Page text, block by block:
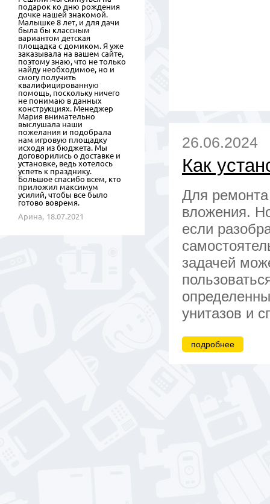
26.06.2024
Как
Для
вложения.
если
задачей
унитазов и
подробнее
подарок ко дню рождения
дочке нашей знакомой.
Малышке 8 лет, и для дачи
была бы классным
вариантом детская
площадка с домиком. Я уже
заказывала на вашем сайте,
поэтому знаю, что не только
найду необходимое, но и
смогу получить
квалифицированную
помощь, поскольку ничего
не понимаю в данных
конструкциях. Менеджер
Мария внимательно
выслушала наши
пожелания и подобрала
нам игровую площадку
исходя из бюджета. Мы
договорились о доставке и
установке, ведь хотелось
успеть к празднику.
Большое спасибо всем, кто
приложил максимум
усилий, чтобы все было
готово вовремя.
Арина, 18.07.2021